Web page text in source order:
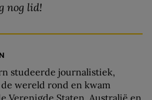
nog lid!
studeerde journalistiek,
wereld rond en kwam